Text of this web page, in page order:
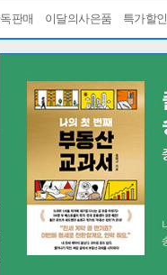
판매 이달의사은품 특가할인
특별판
5주